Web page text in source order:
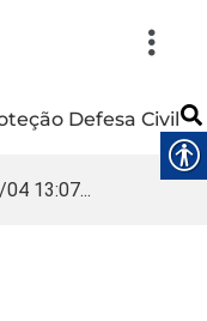
Defesa Civil
13:07...